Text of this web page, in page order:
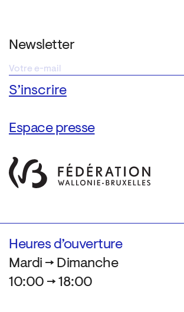
Newsletter
Espace presse
Heures d’ouverture
Mardi → Dimanche
10:00 → 18:00